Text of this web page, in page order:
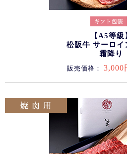
【A5等級
松阪牛 サーロイ
霜降り
販売価格： 3,000